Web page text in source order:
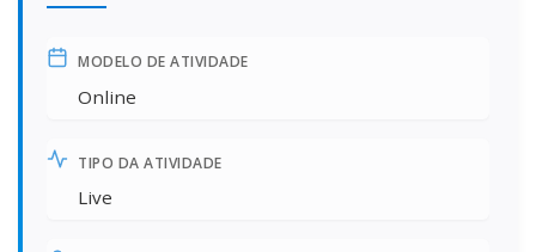
MODELO DE ATIVIDADE
Online
TIPO DA ATIVIDADE
Live